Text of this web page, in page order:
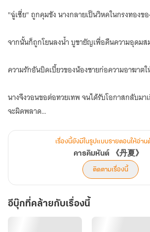
"ฉู่เซี่ย" ถูกคุมขัง นางกลายเป็นวิหคในกรงทองขอ
จากนั้นก็ถูกโยนลงน้ำ บูชายัญเพื่อคืนความอุดม
ความรักอันบิดเบี้ยวของน้องชายก่อความอาฆาต
นางจึงวอนขอต่อทวยเทพ จนได้รับโอกาสกลับม
จะผิดพลาด
ในครั้งนี้นางตั้งใจใช้ ชินอ๋อง "หลี่ว์ซวิ่น" แห่งแคว้น
เขากลับให้ความร่วมมือดีเกินไป ดีจนนางต้องทบท
ว่าเหตุใดชายผู้นี้ ถึงได้ยินดีเป็นหมากของนางถึงเพี
เรื่องนี้ยังมีในรูปแบบรายตอนให้อ่าน
คาธคิมหันต์ 《丹夏》
ติดตามเรื่องนี้
อีบุ๊กที่คล้ายกับเรื่องนี้